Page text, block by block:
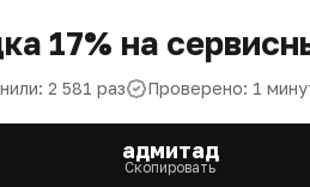
17% на
2 581 раз Проверено: 1
адмитад
Скопировать